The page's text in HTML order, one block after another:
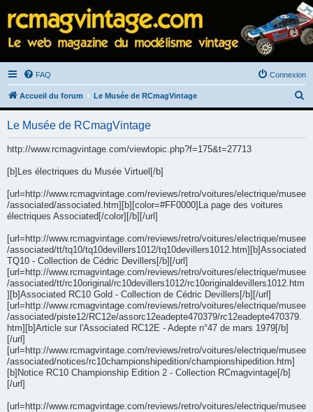
FAQ Connexion
Accueil du forum Le Musée de RCmagVintage
e
c
r
Le Musée de RCmagVintage
http://www.rcmagvintage.com/viewtopic.php?f=175&t=27713
[b]Les électriques du Musée Virtuel[/b]
[url=http://www.rcmagvintage.com/reviews/retro/voitures/electrique/musee
/associated/associated.htm][b][color=#FF0000]La page des voitures
électriques Associated[/color][/b][/url]
[url=http://www.rcmagvintage.com/reviews/retro/voitures/electrique/musee
/associated/tt/tq10/tq10devillers1012/tq10devillers1012.htm][b]Associated
TQ10 - Collection de Cédric Devillers[/b][/url]
[url=http://www.rcmagvintage.com/reviews/retro/voitures/electrique/musee
/associated/tt/rc10original/rc10devillers1012/rc10originaldevillers1012.htm
][b]Associated RC10 Gold - Collection de Cédric Devillers[/b][/url]
[url=http://www.rcmagvintage.com/reviews/retro/voitures/electrique/musee
/associated/piste12/RC12e/assorc12eadepte470379/rc12eadepte470379.
htm][b]Article sur l'Associated RC12E - Adepte n°47 de mars 1979[/b]
[/url]
[url=http://www.rcmagvintage.com/reviews/retro/voitures/electrique/musee
/associated/notices/rc10championshipedition/championshipedition.htm]
[b]Notice RC10 Championship Edition 2 - Collection RCmagvintage[/b]
[/url]
[url=http://www.rcmagvintage.com/reviews/retro/voitures/electrique/musee